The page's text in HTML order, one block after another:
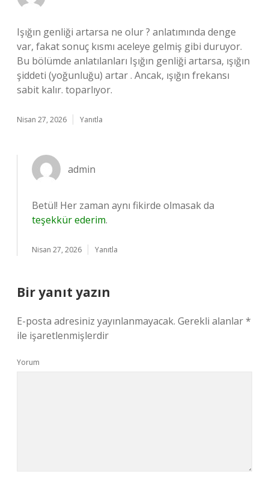
Işığın genliği artarsa ne olur ? anlatımında denge
var, fakat sonuç kısmı aceleye gelmiş gibi duruyor.
Bu bölümde anlatılanları Işığın genliği artarsa, ışığın
şiddeti (yoğunluğu) artar . Ancak, ışığın frekansı
sabit kalır. toparlıyor.
Nisan 27, 2026 Yanıtla
admin
Betül! Her zaman aynı fikirde olmasak da
teşekkür ederim.
Nisan 27, 2026 Yanıtla
Bir yanıt yazın
E-posta adresiniz yayınlanmayacak. Gerekli alanlar*
ile işaretlenmişlerdir
Yorum